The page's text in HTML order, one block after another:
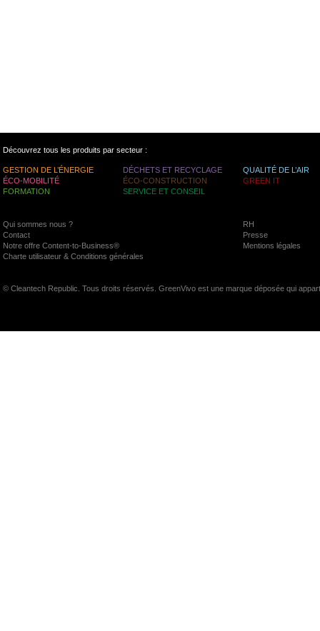
Découvrez tous les produits par secteur :
GESTION DE L’ÉNERGIE DÉCHETS ET RECYCLAGE
QUALITÉ DE L’AIR
ÉCO-MOBILITÉ
ÉCO-CONSTRUCTION
GREEN IT
FORMATION
SERVICE ET CONSEIL
Qui sommes nous ?
RH
Contact
Presse
Notre offre Content-to-Business®
Mentions légales
Charte utilisateur & Conditions générales
© Cleantech Republic. Tous droits réservés. GreenVivo est une marque déposée qui